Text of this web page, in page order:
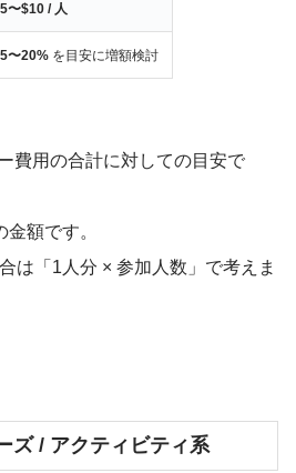
〜$10 / 人
〜20% を目安に増額検討
費用の合計に対しての目安で
額です。
は「1人分 × 参加人数」で考えま
ズ / アクティビティ系